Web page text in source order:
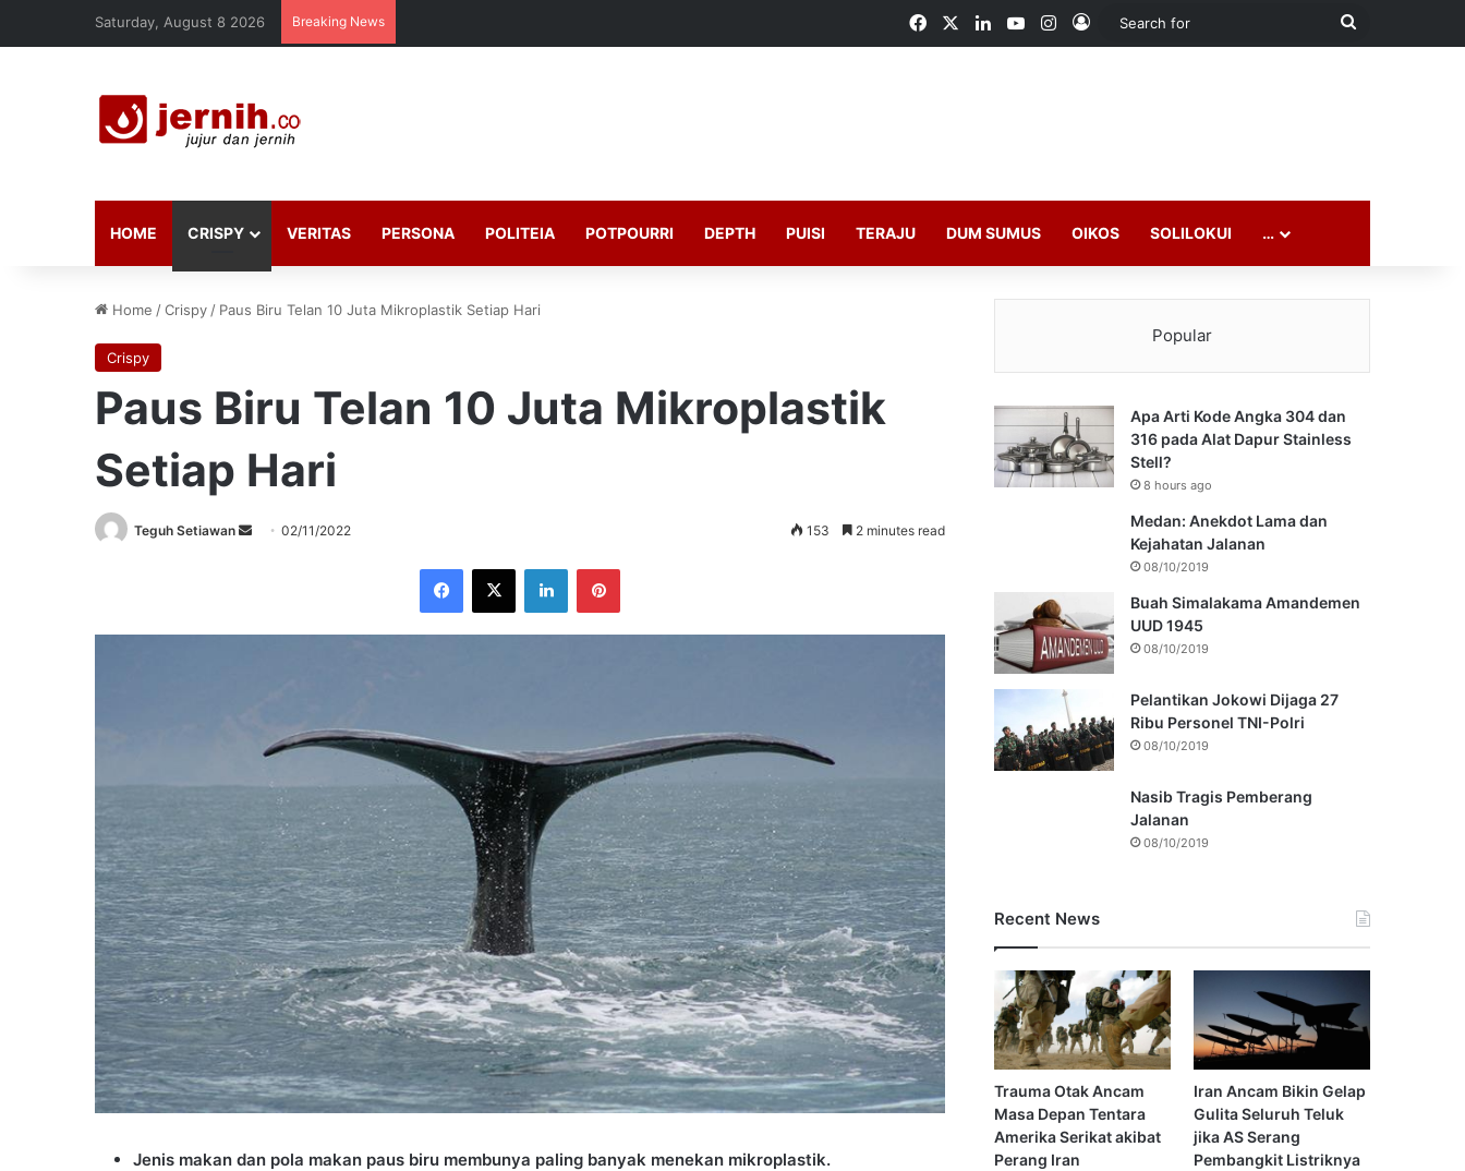
Saturday, August 8 2026 Breaking News FacebookLinkedInYouTubeInstagram
Log In
Search
HOME CRISPY VERITAS PERSONA POLITEIA POTPOURRI DEPTH PUISI TERAJU DUM SUMUS OIKOS SOLILOKUI …
Home /Crispy / Paus Biru Telan 10 Juta Mikroplastik Setiap Hari
Crispy
Paus Biru Telan 10 Juta Mikroplastik
Setiap Hari
Teguh Setiawan
Send02/11/2022 153 2 minutes read
Facebook
X LinkedInPinterest
Jenis makan dan pola makan paus biru membunya paling banyak menekan mikroplastik.
Popular
Apa Arti Kode Angka 304 dan
316 pada Alat Dapur Stainless
Stell?
8 hours ago
Medan: Anekdot Lama dan
Kejahatan Jalanan
08/10/2019
Buah Simalakama Amandemen
UUD 1945
08/10/2019
Pelantikan Jokowi Dijaga 27
Ribu Personel TNI-Polri
08/10/2019
Nasib Tragis Pemberang
Jalanan
08/10/2019
Recent News
Trauma Otak Ancam
Masa Depan Tentara
Amerika Serikat akibat
Perang Iran
Iran Ancam Bikin Gelap
Gulita Seluruh Teluk
jika AS Serang
Pembangkit Listriknya